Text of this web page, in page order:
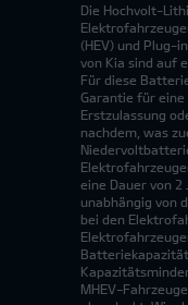
Die Hochvolt-
(HEV) und Plug-
von Kia sind auf
Für diese
Garantie für eine
Erstzulassung
nachdem, was
eine Dauer von 2
unabhängig von
bei den
Batteriekapazität
MHEV-